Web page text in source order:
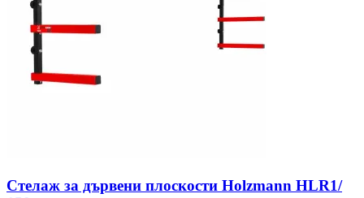
Стелаж за дървени плоскости Holzmann HLR1/